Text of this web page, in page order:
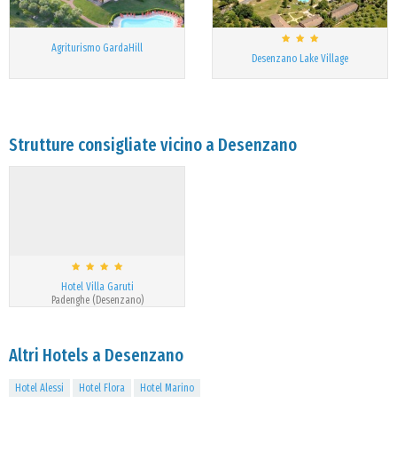
Agriturismo GardaHill
Desenzano Lake Village
Strutture consigliate vicino a Desenzano
Hotel Villa Garuti
Padenghe (Desenzano)
Altri Hotels a Desenzano
Hotel Alessi Hotel Flora Hotel Marino